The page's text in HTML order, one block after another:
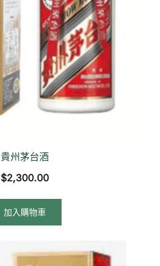
貴州茅台酒
$2,300.00
加入購物車